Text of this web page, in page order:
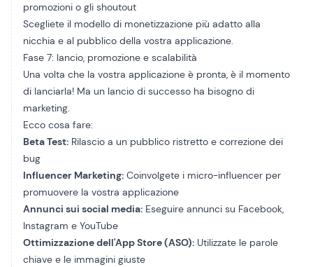
promozioni o gli shoutout
Scegliete il modello di monetizzazione più adatto alla
nicchia e al pubblico della vostra applicazione.
Fase 7: lancio, promozione e scalabilità
Una volta che la vostra applicazione è pronta, è il momento
di lanciarla! Ma un lancio di successo ha bisogno di
marketing.
Ecco cosa fare:
Beta Test: Rilascio a un pubblico ristretto e correzione dei
bug
Influencer Marketing: Coinvolgete i micro-influencer per
promuovere la vostra applicazione
Annunci sui social media: Eseguire annunci su Facebook,
Instagram e YouTube
Ottimizzazione dell'App Store (ASO): Utilizzate le parole
chiave e le immagini giuste